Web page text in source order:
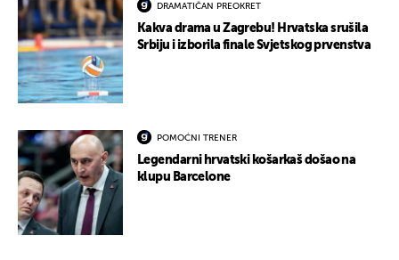
DRAMATIČAN PREOKRET
Kakva drama u Zagrebu! Hrvatska srušila
Srbiju i izborila finale Svjetskog prvenstva
POMOĆNI TRENER
Legendarni hrvatski košarkaš došao na
klupu Barcelone